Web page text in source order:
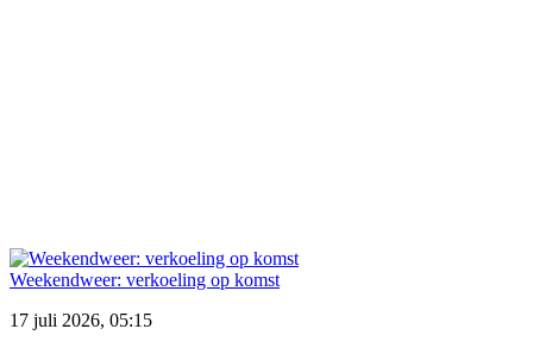
Weekendweer: verkoeling op komst
17 juli 2026, 05:15